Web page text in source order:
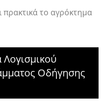
πρακτικά το αγρόκτημα
Οδήγησης